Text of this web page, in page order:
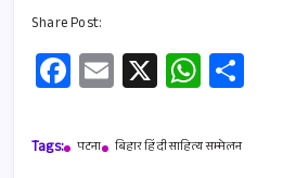
Share Post:
Fa
ce
b
E
m
ail
X W
h
at
Tags: पटना बिहार हिंदी साहित्य सम्मेलन